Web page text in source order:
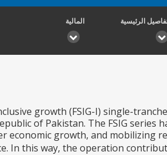
الرئيسية المالية
growth (FSIG-I) single-
of Pakistan. The FSIG series
growth, and mobilizing
In this way, the operation